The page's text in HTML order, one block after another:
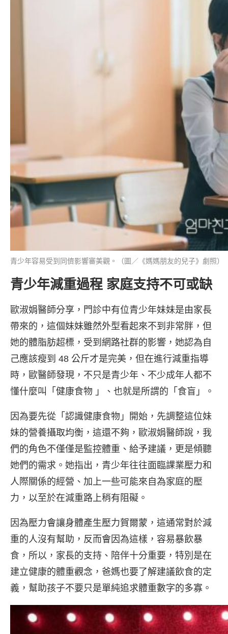
青少年容易受到同儕影響審美觀。（圖／《媽媽朋友的兒子》劇照）
青少年減重過程 家庭支持不可或缺
歐淑娟醫師分享，門診中有位青少年妹妹是由家長
帶來的，這個妹妹雖然外型看起來不到非常胖，但
她的體脂肪超標，受到網路社群的影響，她認為自
己應該瘦到 48 公斤才是完美，但在進行減重指導
時，歐醫師發現，不只是青少年、不少成年人都不
懂什麼叫「健康食物 」、也就是所謂的「食盲」。
因為要先從「認識健康食物」開始，先調整這位妹
妹的營養攝取均衡，這還不夠，歐淑娟醫師說，我
們的角色不僅僅是監控體重、給予建議，更是傾聽
她們的需求。她指出，青少年往往面臨課業壓力和
人際關係的經營、加上一些可能來自為家庭的壓
力，以至於在減重路上稍有阻礙。
因為壓力會讓身體產生壓力賀爾蒙，這通常對於減
重的人沒有幫助，反而會因為這樣，容易暴飲暴
食，所以，家長的支持、陪伴十分重要，特別是在
建立健康的體重觀念，爸媽也要了解建議飲食的定
義，幫助孩子不要只是單純追求體重數字的多寡。